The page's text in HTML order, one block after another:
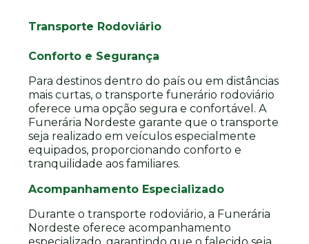
Transporte Rodoviário
Conforto e Segurança
Para destinos dentro do país ou em distâncias
mais curtas, o transporte funerário rodoviário
oferece uma opção segura e confortável. A
Funerária Nordeste garante que o transporte
seja realizado em veículos especialmente
equipados, proporcionando conforto e
tranquilidade aos familiares.
Acompanhamento Especializado
Durante o transporte rodoviário, a Funerária
Nordeste oferece acompanhamento